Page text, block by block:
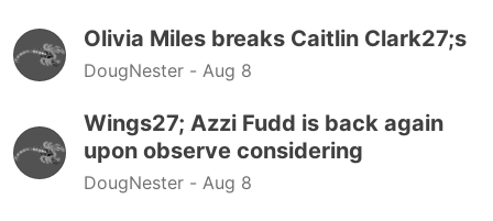
Olivia Miles breaks Caitlin Clark27;s
DougNester - Aug 8
Wings27; Azzi Fudd is back again
upon observe considering
DougNester - Aug 8